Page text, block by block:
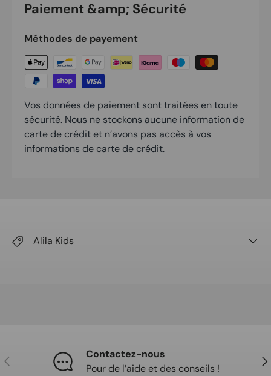
Paiement &amp; Sécurité
Méthodes de payement
Vos données de paiement sont traitées en toute
sécurité. Nous ne stockons aucune information de
carte de crédit et n’avons pas accès à vos
informations de carte de crédit.
Alila Kids
Précédent
Contactez-nous
Pour de l’aide et des conseils !